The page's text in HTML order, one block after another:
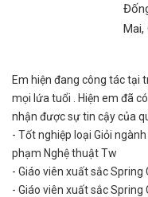
Mai,
Em hiện đang công tác tại
mọi lứa tuổi . Hiện em đã
nhận được sự tin cậy của
- Tốt nghiệp loại Giỏi
phạm Nghệ thuật Tw
- Giáo viên xuất sắc Spring
- Giáo viên xuất sắc Spring